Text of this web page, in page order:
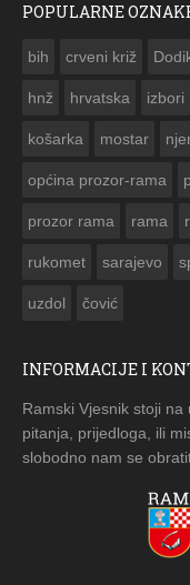
POPULARNE
bih crveni križ
hnž hrvatska izbori
košarka mostar
općina prozor-rama
prozor rama rama
rukomet sarajevo
uzdol čović
INFORMACIJE I
Ramski Vjesnik stoji
pitanja, prijedloga, ili
slobodno nam se